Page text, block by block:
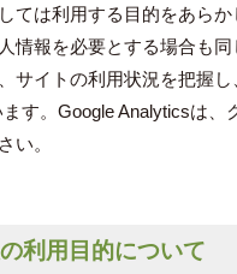
ては利用する目的をあら
情報を必要とする場合も
サイトの利用状況を把握
す。Google Analyticsは、
い。
利用目的について